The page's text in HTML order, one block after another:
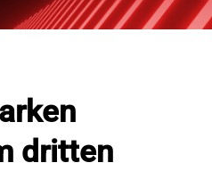
dritten